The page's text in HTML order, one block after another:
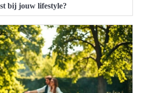
bij jouw lifestyle?